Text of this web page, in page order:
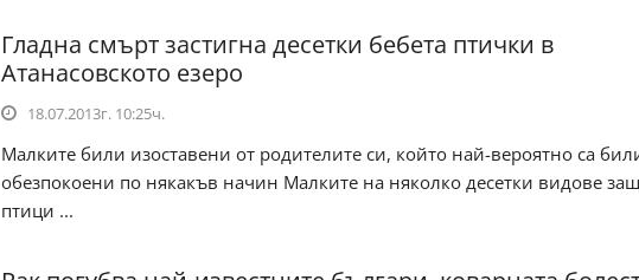
Гладна смърт застигна десетки бебета птички в
Атанасовското езеро
18.07.2013г. 10:25ч.
Малките били изоставени от родителите си, който най-вероятно са
обезпокоени по някакъв начин Малките на няколко десетки видове
птици ...